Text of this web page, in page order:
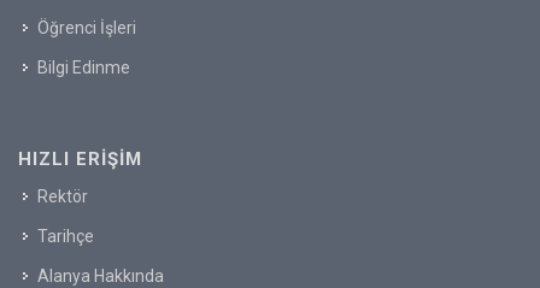
Öğrenci İşleri
Bilgi Edinme
HIZLI ERIŞIM
Rektör
Tarihçe
Alanya Hakkında